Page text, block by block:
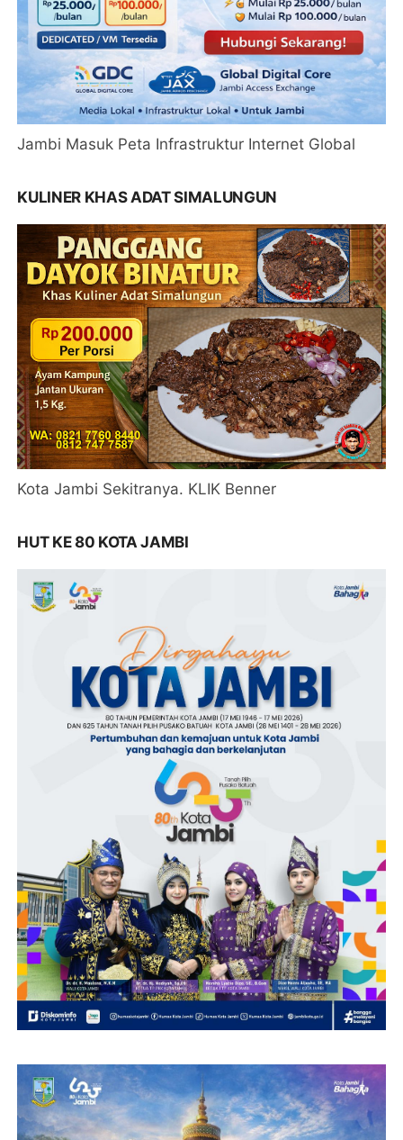
Jambi Masuk Peta Infrastruktur Internet Global
KULINER KHAS ADAT SIMALUNGUN
Kota Jambi Sekitranya. KLIK Benner
HUT KE 80 KOTA JAMBI